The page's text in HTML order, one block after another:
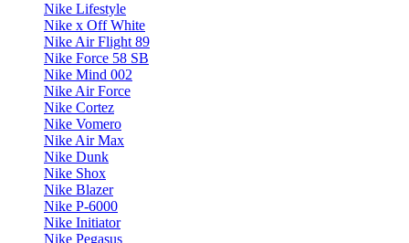
Nike Lifestyle
Nike x Off White
Nike Air Flight 89
Nike Force 58 SB
Nike Mind 002
Nike Air Force
Nike Cortez
Nike Vomero
Nike Air Max
Nike Dunk
Nike Shox
Nike Blazer
Nike P-6000
Nike Initiator
Nike Pegasus